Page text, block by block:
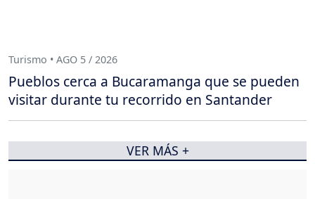
Turismo • AGO 5 / 2026
Pueblos cerca a Bucaramanga que se pueden
visitar durante tu recorrido en Santander
VER MÁS +